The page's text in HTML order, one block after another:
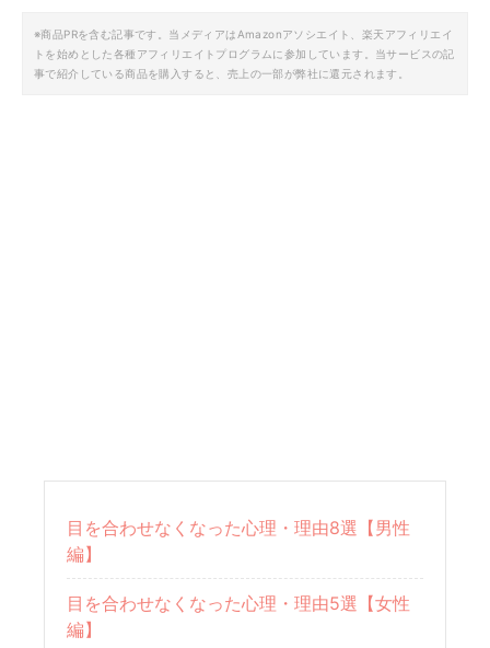
※商品PRを含む記事です。当メディアはAmazonアソシエイト、楽天アフィリエイ
トを始めとした各種アフィリエイトプログラムに参加しています。当サービスの記
事で紹介している商品を購入すると、売上の一部が弊社に還元されます。
目を合わせなくなった心理・理由8選【男性
編】
目を合わせなくなった心理・理由5選【女性
編】